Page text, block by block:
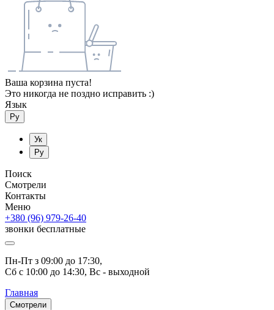
Ваша корзина пуста!
Это никогда не поздно исправить :)
Язык
Ру
Ук
Ру
Поиск
Смотрели
Контакты
Меню
+380 (96) 979-26-40
звонки бесплатные
Пн-Пт з 09:00 до 17:30,
Сб с 10:00 до 14:30, Вс - выходной
Главная
Смотрели